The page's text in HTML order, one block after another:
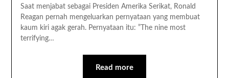
Saat menjabat sebagai Presiden Amerika Serikat, Ronald
Reagan pernah mengeluarkan pernyataan yang membuat
kaum kiri agak gerah. Pernyataan itu: ”The nine most
terrifying…
Read more